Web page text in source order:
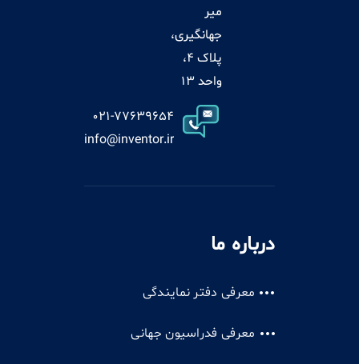
میر
جهانگیری،
پلاک 4،
واحد 13
021-77639654
info@inventor.ir
درباره ما
معرفی دفتر نمایندگی
معرفی فدراسیون جهانی